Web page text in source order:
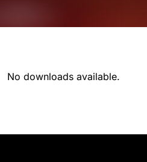
No downloads available.